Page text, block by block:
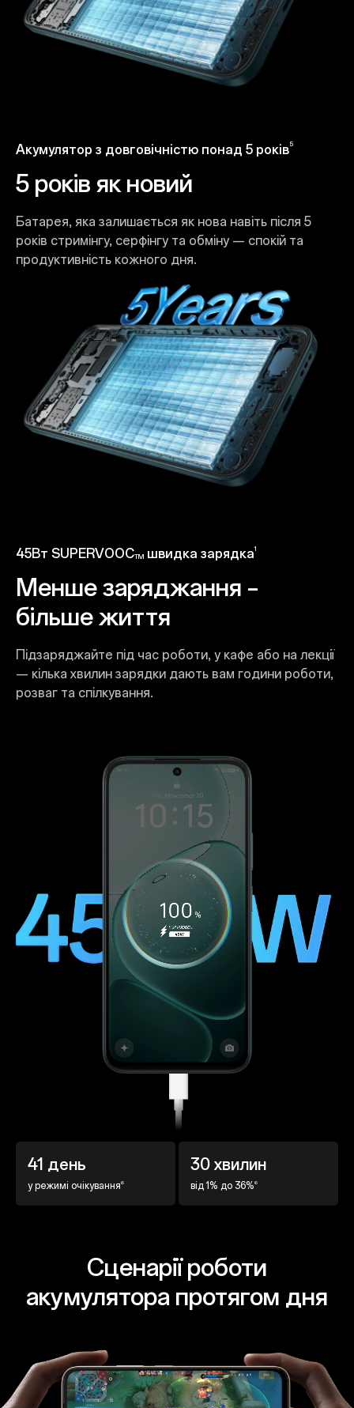
Акумулятор з довговічністю понад 5 років5
5 років як новий
Батарея, яка залишається як нова навіть після 5
років стримінгу, серфінгу та обміну — спокій та
продуктивність кожного дня.
45Вт SUPERVOOCTM швидка зарядка1
Менше заряджання –
більше життя
Підзаряджайте під час роботи, у кафе або на лекції
— кілька хвилин зарядки дають вам години роботи,
розваг та спілкування.
41 день
у режимі очікування6
30 хвилин
від 1% до 36%6
Сценарії роботи
акумулятора протягом дня